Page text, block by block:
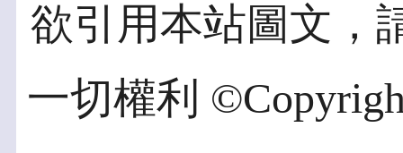
欲引用本站圖文，
一切權利